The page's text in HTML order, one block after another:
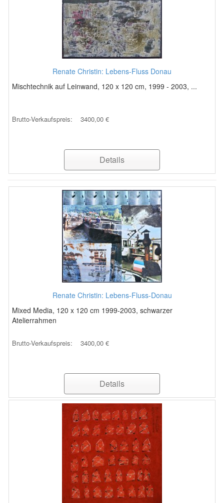
Renate Christin: Lebens-Fluss Donau
Mischtechnik auf Leinwand, 120 x 120 cm, 1999 - 2003, ...
Brutto-Verkaufspreis: 3400,00 €
Details
Renate Christin: Lebens-Fluss-Donau
Mixed Media, 120 x 120 cm 1999-2003, schwarzer
Atelierrahmen
Brutto-Verkaufspreis: 3400,00 €
Details